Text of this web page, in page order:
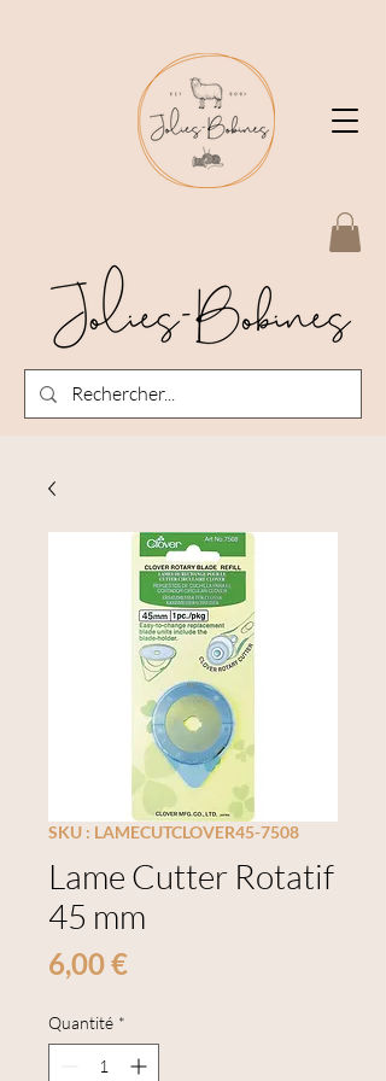
SKU : LAMECUTCLOVER45-7508
Lame Cutter Rotatif
45 mm
6,00 €Prix
Quantité *